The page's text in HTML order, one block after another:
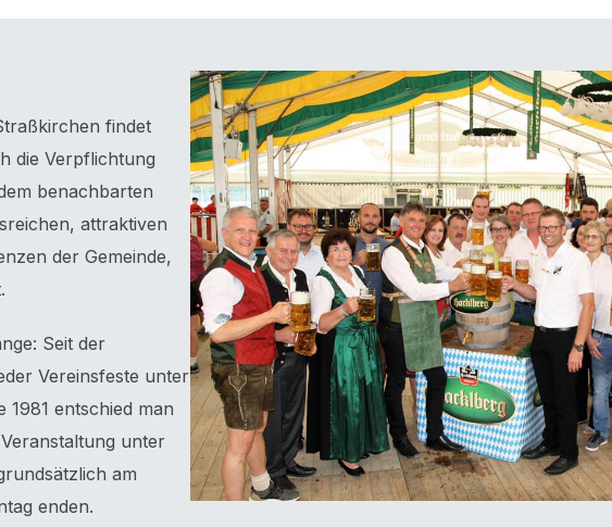
findet
die Verpflichtung
benachbarten
attraktiven
der Gemeinde,
Seit der
Vereinsfeste unter
entschied man
unter
am
enden.